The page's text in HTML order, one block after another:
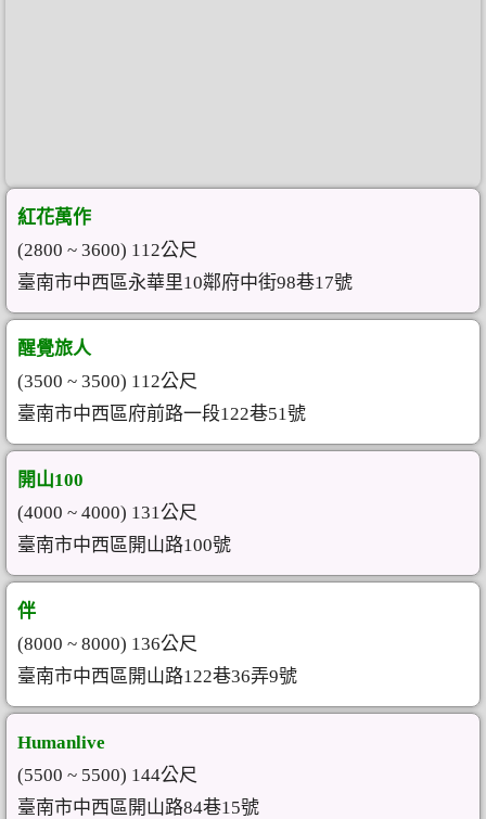
紅花萬作
(2800 ~ 3600) 112公尺
臺南市中西區永華里10鄰府中街98巷17號
醒覺旅人
(3500 ~ 3500) 112公尺
臺南市中西區府前路一段122巷51號
開山100
(4000 ~ 4000) 131公尺
臺南市中西區開山路100號
伴
(8000 ~ 8000) 136公尺
臺南市中西區開山路122巷36弄9號
Humanlive
(5500 ~ 5500) 144公尺
臺南市中西區開山路84巷15號